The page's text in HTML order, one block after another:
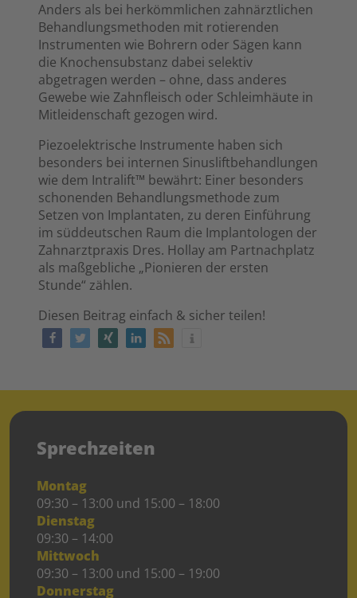
Anders als bei herkömmlichen zahnärztlichen
Behandlungsmethoden mit rotierenden
Instrumenten wie Bohrern oder Sägen kann
die Knochensubstanz dabei selektiv
abgetragen werden – ohne, dass anderes
Gewebe wie Zahnfleisch oder Schleimhäute in
Mitleidenschaft gezogen wird.
Piezoelektrische Instrumente haben sich
besonders bei internen Sinusliftbehandlungen
wie dem Intralift™ bewährt: Einer besonders
schonenden Behandlungsmethode zum
Setzen von Implantaten, zu deren Einführung
im süddeutschen Raum die Implantologen der
Zahnarztpraxis Dres. Hollay am Partnachplatz
als maßgebliche „Pionieren der ersten
Stunde“ zählen.
Diesen Beitrag einfach & sicher teilen!
Sprechzeiten
Montag
09:30 – 13:00 und 15:00 – 18:00
Dienstag
09:30 – 14:00
Mittwoch
09:30 – 13:00 und 15:00 – 19:00
Donnerstag